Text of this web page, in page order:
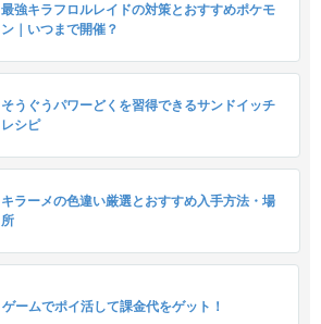
最強キラフロルレイドの対策とおすすめポケモ
ン｜いつまで開催？
そうぐうパワーどくを習得できるサンドイッチ
レシピ
キラーメの色違い厳選とおすすめ入手方法・場
所
ゲームでポイ活して課金代をゲット！